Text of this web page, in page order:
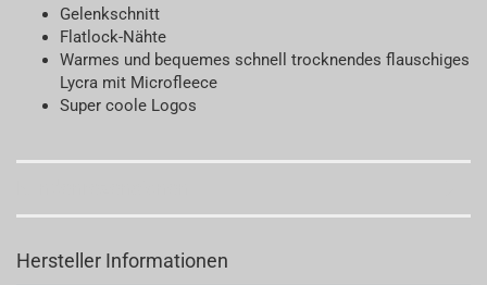
Gelenkschnitt
Flatlock-Nähte
Warmes und bequemes schnell trocknendes flauschiges
Lycra mit Microfleece
Super coole Logos
Hersteller Informationen